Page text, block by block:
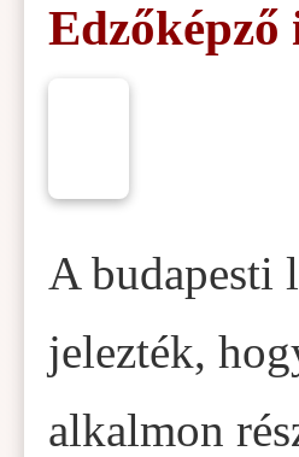
A budapesti
jelezték,
alkalmon